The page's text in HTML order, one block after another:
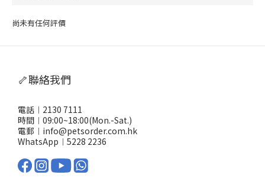
尚未有任何評價
🦴聯絡我們
電話︱2130 7111
時間︱09:00~18:00(Mon.-Sat.)
電郵︱info@petsorder.com.hk
WhatsApp︱ 5228 2236